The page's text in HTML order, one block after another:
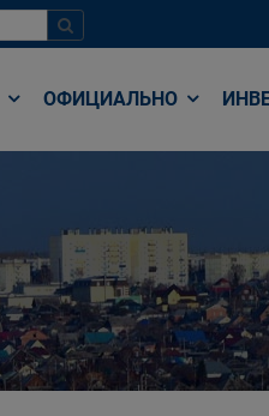
ОФИЦИАЛЬНО